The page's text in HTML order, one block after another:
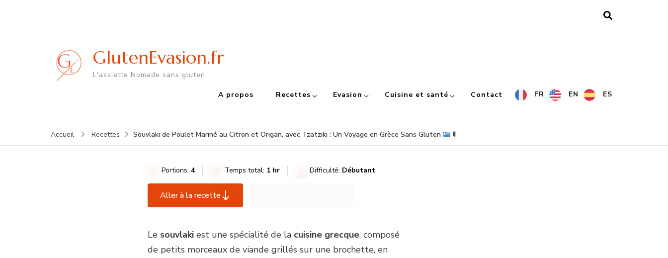
GlutenEvasion.fr
L'assiette Nomade sans gluten
A propos Recettes Evasion Cuisine et santé Contact FR EN ES
Accueil Recettes Souvlaki de Poulet Mariné au Citron et Origan, avec Tzatziki : Un Voyage en Grèce Sans Gluten 🍢
Portions: 4 Temps total: 1 hr Difficulté: Débutant
Aller à la recette
Le souvlaki est une spécialité de la cuisine grecque, composé
de petits morceaux de viande grillés sur une brochette, en